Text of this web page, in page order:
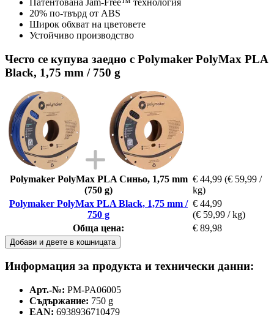
Патентована Jam-Free™ технология
20% по-твърд от ABS
Широк обхват на цветовете
Устойчиво производство
Често се купува заедно с Polymaker PolyMax PLA
Black, 1,75 mm / 750 g
Polymaker PolyMax PLA Синьо, 1,75 mm
(750 g)
€ 44,99 (€ 59,99 /
kg)
Polymaker PolyMax PLA Black, 1,75 mm /
750 g
€ 44,99
(€ 59,99 / kg)
Обща цена:
€ 89,98
Добави и двете в кошницата
Информация за продукта и технически данни:
Арт.-№: PM-PA06005
Съдържание: 750 g
EAN: 6938936710479